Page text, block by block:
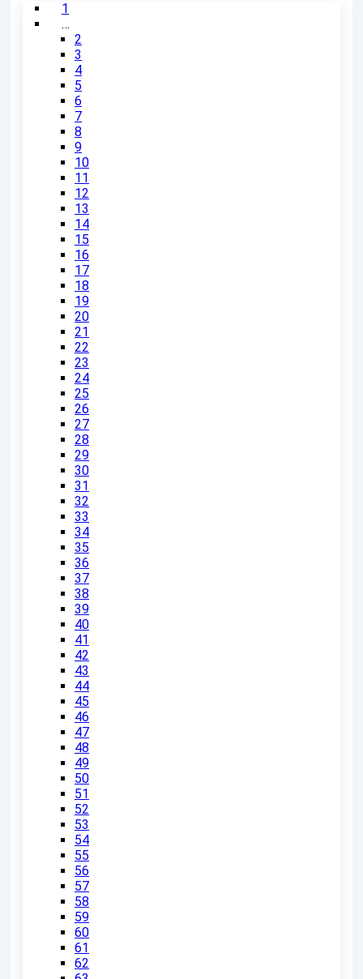
1
…
2
3
4
5
6
7
8
9
10
11
12
13
14
15
16
17
18
19
20
21
22
23
24
25
26
27
28
29
30
31
32
33
34
35
36
37
38
39
40
41
42
43
44
45
46
47
48
49
50
51
52
53
54
55
56
57
58
59
60
61
62